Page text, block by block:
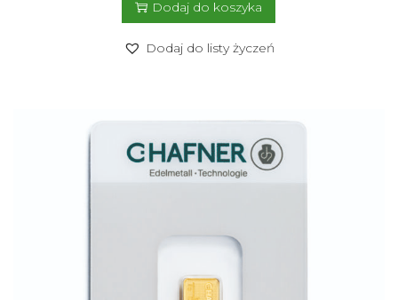
Dodaj do koszyka
Dodaj do listy życzeń